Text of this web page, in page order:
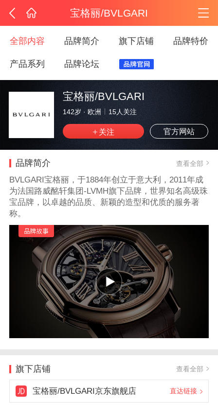
宝格丽/BVLGARI
全部内容 品牌简介 旗下店铺 品牌特价
产品系列 品牌论坛
宝格丽/BVLGARI
142岁 · 欧洲 15人关注
官方网站
品牌简介 查看全部
BVLGARI宝格丽，于1884年创立于意大利，2011年成
为法国路威酩轩集团-LVMH旗下品牌，世界知名高级珠
宝品牌，以卓越的品质、新颖的造型和优质的服务著
称。
旗下店铺 查看全部
宝格丽/BVLGARI京东旗舰店 直达链接